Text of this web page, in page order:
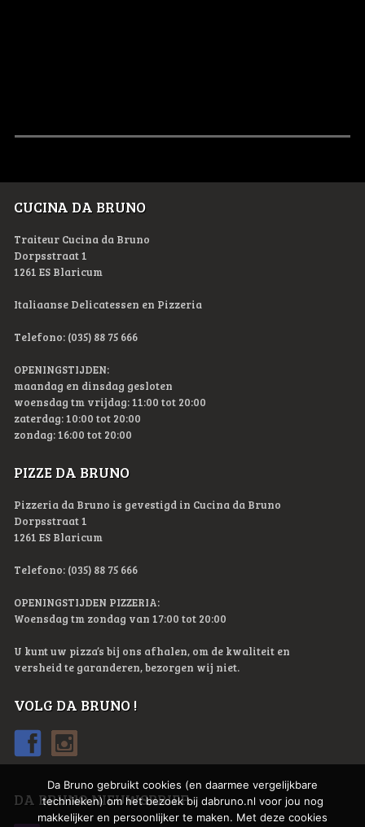
CUCINA DA BRUNO
Traiteur Cucina da Bruno
Dorpsstraat 1
1261 ES Blaricum
Italiaanse Delicatessen en Pizzeria
Telefono: (035) 88 75 666
OPENINGSTIJDEN:
maandag en dinsdag gesloten
woensdag tm vrijdag: 11:00 tot 20:00
zaterdag: 10:00 tot 20:00
zondag: 16:00 tot 20:00
PIZZE DA BRUNO
Pizzeria da Bruno is gevestigd in Cucina da Bruno
Dorpsstraat 1
1261 ES Blaricum
Telefono: (035) 88 75 666
OPENINGSTIJDEN PIZZERIA:
Woensdag tm zondag van 17:00 tot 20:00
U kunt uw pizza’s bij ons afhalen, om de kwaliteit en
versheid te garanderen, bezorgen wij niet.
VOLG DA BRUNO !
DA BRUNO NIEUWSBRIEF
Da Bruno gebruikt cookies (en daarmee vergelijkbare
technieken) om het bezoek bij dabruno.nl voor jou nog
makkelijker en persoonlijker te maken. Met deze cookies